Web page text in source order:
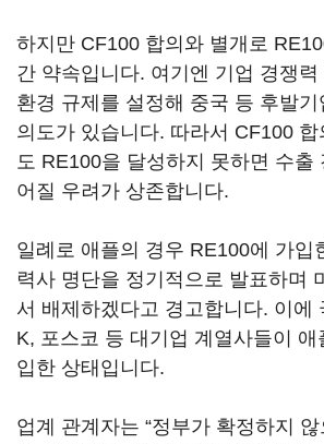
하지만 CF100 합의와 별개로
간 약속입니다. 여기엔 기업 경쟁
환경 규제를 설정해 중국 등 후발
의도가 있습니다. 따라서 CF100
도 RE100을 달성하지 못하면 수출
어질 우려가 상존합니다.
일례로 애플의 경우 RE100에 가입
력사 명단을 정기적으로 발표하며
서 배제하겠다고 경고합니다. 이에
K, 포스코 등 대기업 계열사들이
입한 상태입니다.
업계 관계자는 “정부가 확정하지